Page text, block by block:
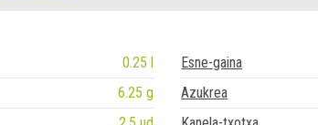
0.25 l Esne-gaina
6.25 g Azukrea